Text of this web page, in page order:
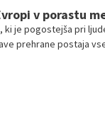
v porastu
je pogostejša pri
prehrane postaja